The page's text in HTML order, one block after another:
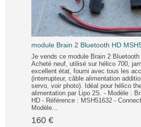
module Brain 2 Bluetooth HD
Je vends ce module Brain 2 Bluetooth
Acheté neuf, utilisé sur hélico 700,
excellent état, fourni avec tous les
(interrupteur, câble alimentation
servo, voir photo). Idéal pour hélico
alimentation par Lipo 2S. - Modèle :
HD - Référence : MSH51632 -
Modèle...
160 €